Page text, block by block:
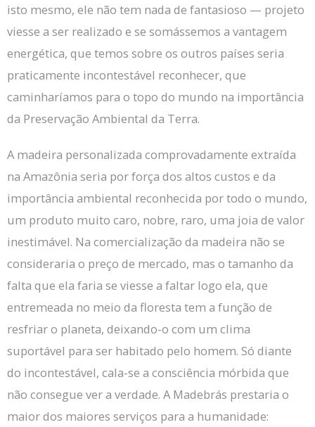
isto mesmo, ele não tem nada de fantasioso — projeto
viesse a ser realizado e se somássemos a vantagem
energética, que temos sobre os outros países seria
praticamente incontestável reconhecer, que
caminharíamos para o topo do mundo na importância
da Preservação Ambiental da Terra.
A madeira personalizada comprovadamente extraída
na Amazônia seria por força dos altos custos e da
importância ambiental reconhecida por todo o mundo,
um produto muito caro, nobre, raro, uma joia de valor
inestimável. Na comercialização da madeira não se
consideraria o preço de mercado, mas o tamanho da
falta que ela faria se viesse a faltar logo ela, que
entremeada no meio da floresta tem a função de
resfriar o planeta, deixando-o com um clima
suportável para ser habitado pelo homem. Só diante
do incontestável, cala-se a consciência mórbida que
não consegue ver a verdade. A Madebrás prestaria o
maior dos maiores serviços para a humanidade: